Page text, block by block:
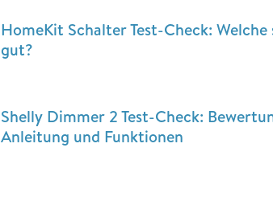
HomeKit Schalter Test-Check: Welche
gut?
Shelly Dimmer 2 Test-Check:
Anleitung und Funktionen